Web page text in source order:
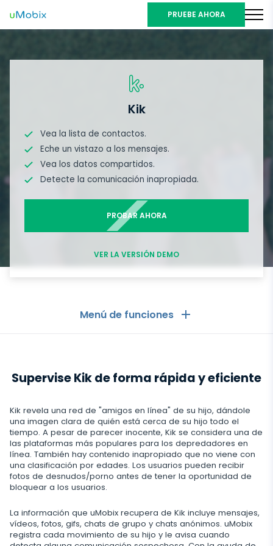
PRUEBE AHORA
Kik
Vea la lista de contactos.
Eche un vistazo a los mensajes.
Vea los datos compartidos.
Detecte la comunicación inapropiada.
PROBAR AHORA
VER LA VERSIÓN DEMO
Menú de funciones
Registro de llamadas
Como Ver los Mensajes de Otro Celular en mi Celular
Ubicación GPS
Registrador de teclas
Actualización automática
Aplicaciones de mensajería
Aplicaciones de mensajería
WhatsApp
Messenger de Facebook
Zoom
Viber
Telegram
Redes Sociales
Redes Sociales
Facebook
Instagram
Snapchat
Redes sociales
Rastreador de fotos y videos
Internet
Registro de uso del navegador
Historial del navegador
Transmisión
Supervise Kik de forma rápida y eficiente
Kik revela una red de "amigos en línea" de su hijo, dándole
una imagen clara de quién está cerca de su hijo todo el
tiempo. A pesar de parecer inocente, Kik se considera una de
las plataformas más populares para los depredadores en
línea. También hay contenido inapropiado que no viene con
una clasificación por edades. Los usuarios pueden recibir
fotos de desnudos/porno antes de tener la oportunidad de
bloquear a los usuarios.
La información que uMobix recupera de Kik incluye mensajes,
vídeos, fotos, gifs, chats de grupo y chats anónimos. uMobix
registra cada movimiento de su hijo y le avisa cuando